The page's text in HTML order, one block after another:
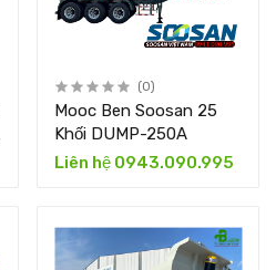
(0)
Mooc Ben Soosan 25
Khối DUMP-250A
Liên hệ 0943.090.995